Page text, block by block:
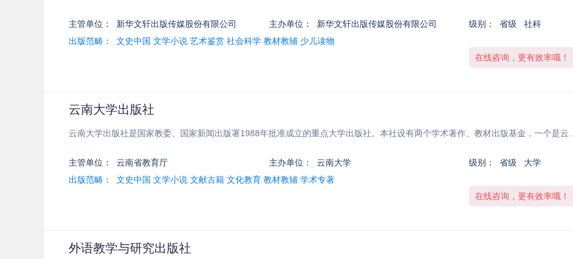
主管单位： 新华文轩出版传媒股份有限公司 主办单位： 新华文轩出版传媒股份有限公司 级别：
省级 社科
出版范畴：
文史中国 文学小说 艺术鉴赏 社会科学 教材教辅 少儿读物
在线咨询，更有效率哦！
云南大学出版社
云南大学出版社是国家教委、国家新闻出版署1988年批准成立的重点大学出版社。本社设有两个学术著作、教材出版基金，一个是云…
主管单位： 云南省教育厅 主办单位： 云南大学 级别：
省级 大学
出版范畴：
文史中国 文学小说 文献古籍 文化教育 教材教辅 学术专著
在线咨询，更有效率哦！
外语教学与研究出版社